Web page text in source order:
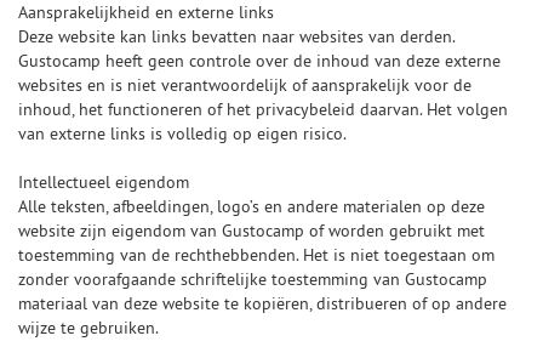
Aansprakelijkheid en externe links
Deze website kan links bevatten naar websites van derden.
Gustocamp heeft geen controle over de inhoud van deze externe
websites en is niet verantwoordelijk of aansprakelijk voor de
inhoud, het functioneren of het privacybeleid daarvan. Het volgen
van externe links is volledig op eigen risico.
Intellectueel eigendom
Alle teksten, afbeeldingen, logo’s en andere materialen op deze
website zijn eigendom van Gustocamp of worden gebruikt met
toestemming van de rechthebbenden. Het is niet toegestaan om
zonder voorafgaande schriftelijke toestemming van Gustocamp
materiaal van deze website te kopiëren, distribueren of op andere
wijze te gebruiken.